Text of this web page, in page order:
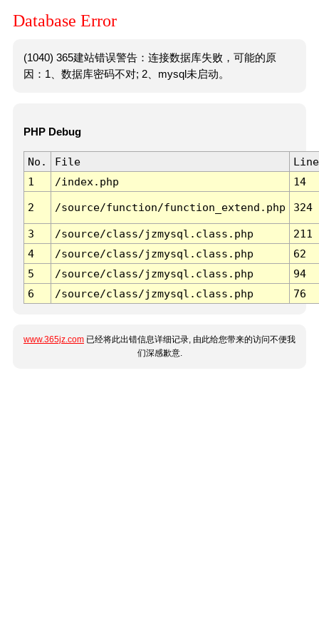
Database Error
(1040) 365建站错误警告：连接数据库失败，可能的原
因：1、数据库密码不对; 2、mysql未启动。
PHP Debug
No. File
Line
1
/index.php 14
2 /source/function/function_extend.php 324
3 /source/class/jzmysql.class.php
211
4
/source/class/jzmysql.class.php
62
5
/source/class/jzmysql.class.php
94
6
/source/class/jzmysql.class.php 76
www.365jz.com 已经将此出错信息详细记录, 由此给您带来的访问不便我
们深感歉意.